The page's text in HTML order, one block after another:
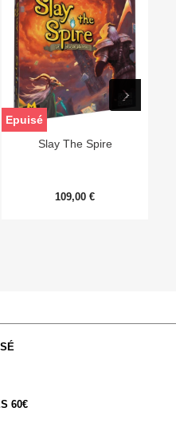
Slay The Spire
109,00 €
Epuisé
60€